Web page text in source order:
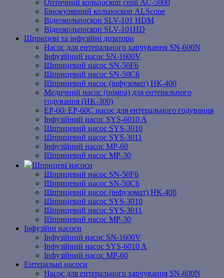
Оптичний кольпоскоп серії AC-5000
Бінокулярний кольпоскоп ALScope
Відеокольпоскоп SLV-101 HDM
Відеокольпоскоп SLV-101HD
Шприцеві та інфузійні дозатори
Насос для ентерального харчування SN-600N
Інфузійний насос SN-1600V
Шприцевий насос SN-50F6
Шприцевий насос SN-50C6
Шприцевий насос (інфузомат) НК-400
Медичний насос (помпа) для ентерального
годування (HK-300)
EP-60/ EP-60C насос для ентерального годування
Інфузійний насос SYS-6010 A
Шприцевий насос SYS-3010
Шприцевий насос SYS-3011
Інфузійний насос MP-60
Шприцевий насос MP-30
Шприцеві насоси
Шприцевий насос SN-50F6
Шприцевий насос SN-50C6
Шприцевий насос (інфузомат) НК-400
Шприцевий насос SYS-3010
Шприцевий насос SYS-3011
Шприцевий насос MP-30
Інфузійні насоси
Інфузійний насос SN-1600V
Інфузійний насос SYS-6010 A
Інфузійний насос MP-60
Ентеральні насоси
Насос для ентерального харчування SN-600N